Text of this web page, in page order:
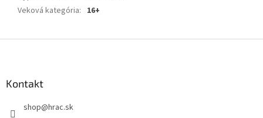
Veková kategória: 16+
Kontakt
shop@hrac.sk